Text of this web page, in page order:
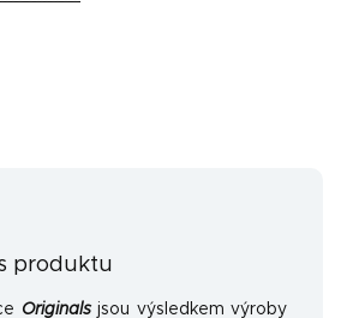
produktu
Originalsjsou výsledkem výroby